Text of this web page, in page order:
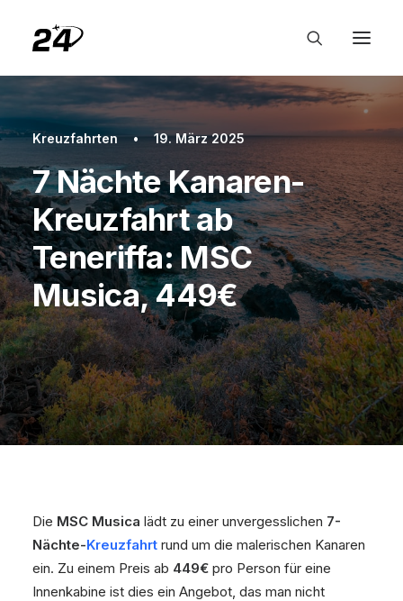
Kreuzfahrten • 19. März 2025
7 Nächte Kanaren-
Kreuzfahrt ab
Teneriffa: MSC
Musica, 449€
Die MSC Musica lädt zu einer unvergesslichen 7-
Nächte-Kreuzfahrt rund um die malerischen Kanaren
ein. Zu einem Preis ab 449€ pro Person für eine
Innenkabine ist dies ein Angebot, das man nicht